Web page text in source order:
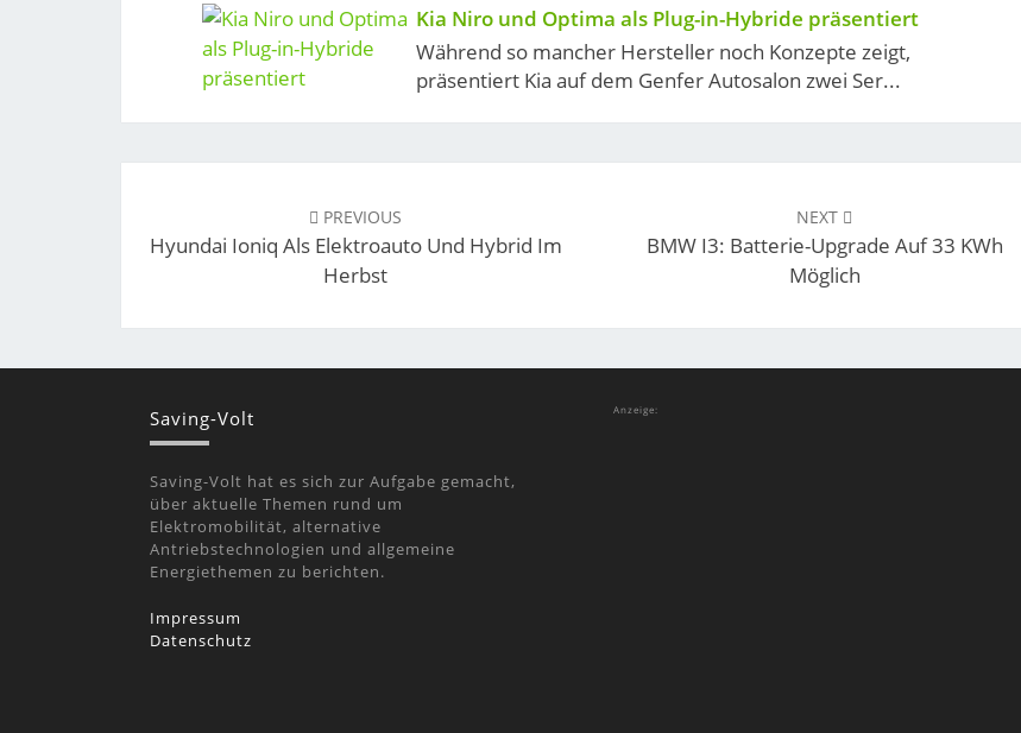
Kia Niro und Optima als Plug-in-Hybride präsentiert
Während so mancher Hersteller noch Konzepte zeigt,
präsentiert Kia auf dem Genfer Autosalon zwei Ser...
Post
PREVIOUS
Hyundai Ioniq Als Elektroauto Und Hybrid Im
Herbst
NEXT
BMW I3: Batterie-Upgrade Auf 33 KWh
Möglich
Saving-Volt
Saving-Volt hat es sich zur Aufgabe gemacht,
über aktuelle Themen rund um
Elektromobilität, alternative
Antriebstechnologien und allgemeine
Energiethemen zu berichten.
Impressum
Datenschutz
Anzeige: